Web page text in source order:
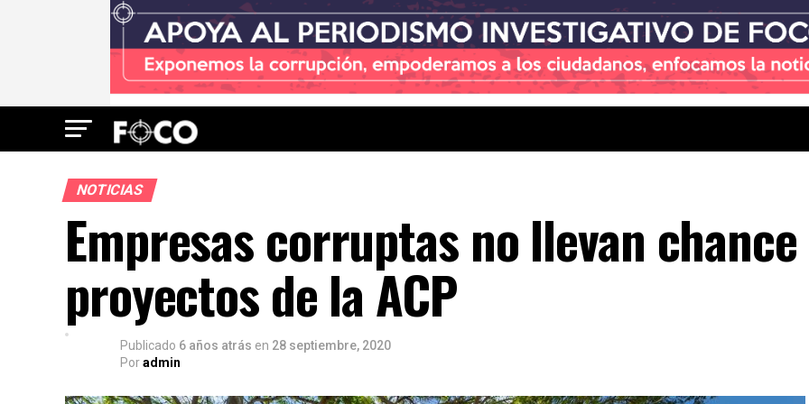
NOTICIAS
Empresas corruptas no llevan
proyectos de la ACP
Publicado 6 años atrás en 28 septiembre, 2020
Poradmin